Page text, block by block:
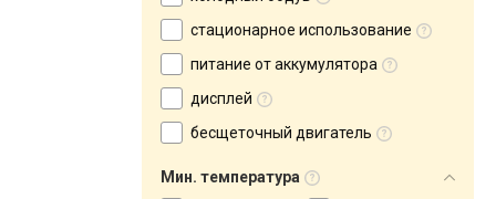
стационарное использование
питание от аккумулятора
дисплей
бесщеточный двигатель
Мин. температура